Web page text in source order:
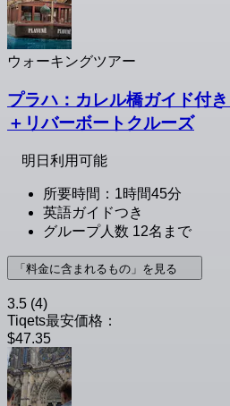
ウォーキングツアー
プラハ：カレル橋ガイド付
＋リバーボートクルーズ
明日利用可能
所要時間：1時間45分
英語ガイドつき
グループ人数 12名まで
「料金に含まれるもの」を見る
3.5 (4)
Tiqets最安価格：
$47.35